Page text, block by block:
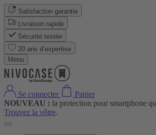
Satisfaction garantie
Livraison rapide
Sécurité testée
20 ans d’expertise
Menu
Se connecter
Panier
NOUVEAU : la protection pour smartphone
Trouvez la vôtre.